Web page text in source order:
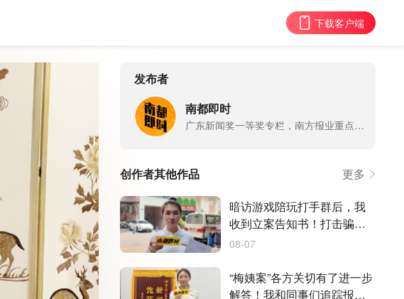
下载客户端
发布者
南都即时
广东新闻奖一等奖专栏，南方报业重点新媒体IP，南都深度调查部出品
创作者其他作品
更多
暗访游戏陪玩打手群后，我
收到立案告知书！打击骗术
仍需合力
08-07
“梅姨案”各方关切有了进一步
解答！我和同事们追踪报道